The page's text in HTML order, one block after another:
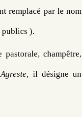
remplacé par le nom
publics ).
champêtre,
Agreste, il désigne un